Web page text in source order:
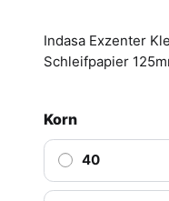
Indasa Exzenter
Schleifpapier
Korn
40